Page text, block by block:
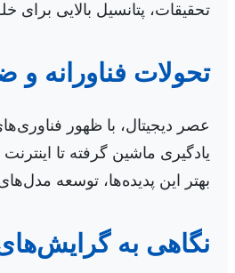
تحقیقات، پتانسیل بالایی
تحولات فناورانه
عصر دیجیتال، با ظهور
یادگیری ماشین گرفته تا
بهتر این پدیده‌ها، توسعه
نگاهی به